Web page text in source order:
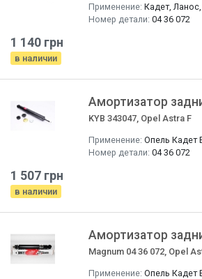
Применение: Кадет,
Номер детали: 04 36 072
1 140 грн
в наличии
Амортизатор
KYB 343047, Opel Astra F
Применение: Опель Кадет
Номер детали: 04 36 072
1 507 грн
в наличии
Амортизатор
Magnum 04 36 072, Opel
Применение: Опель Кадет